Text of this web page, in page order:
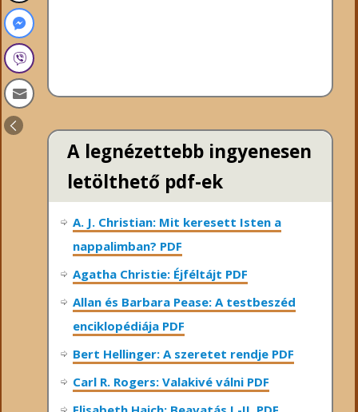
A legnézettebb ingyenesen
letölthető pdf-ek
A. J. Christian: Mit keresett Isten a
nappalimban? PDF
Agatha Christie: Éjféltájt PDF
Allan és Barbara Pease: A testbeszéd
enciklopédiája PDF
Bert Hellinger: A ​szeretet rendje PDF
Carl R. Rogers: Valakivé válni PDF